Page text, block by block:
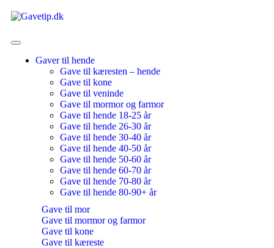
Gaver til hende
Gave til kæresten – hende
Gave til kone
Gave til veninde
Gave til mormor og farmor
Gave til hende 18-25 år
Gave til hende 26-30 år
Gave til hende 30-40 år
Gave til hende 40-50 år
Gave til hende 50-60 år
Gave til hende 60-70 år
Gave til hende 70-80 år
Gave til hende 80-90+ år
Gave til mor
Gave til mormor og farmor
Gave til kone
Gave til kæreste